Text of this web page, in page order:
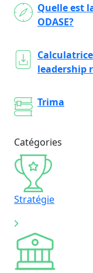
Quelle est
ODASE?
leadership
Trima
Catégories
Stratégie